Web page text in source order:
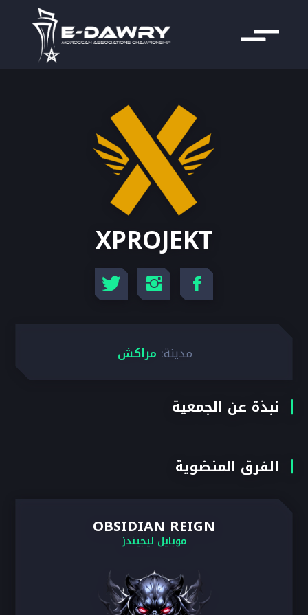
XPROJEKT
مدينة: مراكش
نبذة عن الجمعية
الفرق المنضوية
OBSIDIAN REIGN
موبايل ليجيندز